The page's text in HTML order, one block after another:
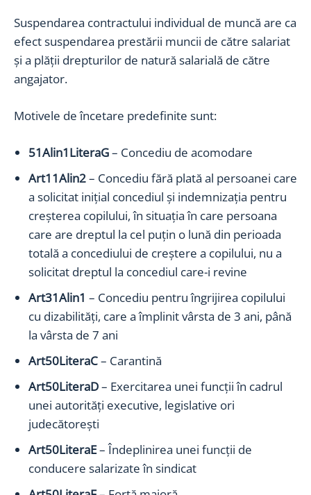
Suspendarea contractului individual de muncă are ca
efect suspendarea prestării muncii de către salariat
și a plății drepturilor de natură salarială de către
angajator.
Motivele de încetare predefinite sunt:
51Alin1LiteraG– Concediu de acomodare
Art11Alin2– Concediu fără plată al persoanei care
a solicitat iniţial concediul şi indemnizaţia pentru
creşterea copilului, în situaţia în care persoana
care are dreptul la cel puţin o lună din perioada
totală a concediului de creştere a copilului, nu a
solicitat dreptul la concediul care-i revine
Art31Alin1 – Concediu pentru îngrijirea copilului
cu dizabilităţi, care a împlinit vârsta de 3 ani, până
la vârsta de 7 ani
Art50LiteraC– Carantină
Art50LiteraD– Exercitarea unei funcţii în cadrul
unei autorităţi executive, legislative ori
judecătoreşti
Art50LiteraE– Îndeplinirea unei funcţii de
conducere salarizate în sindicat